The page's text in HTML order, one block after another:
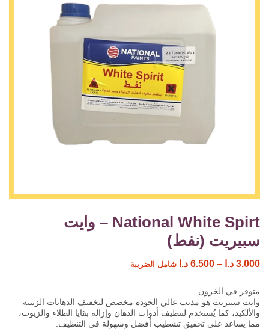
National White Spirt – وايت
سبيريت (نفط)
3.000 د.ا –
6.500 د.ا شامل الضريبة
متوفر في الخزون
وايت سبيريت هو مذيب عالي الجودة مخصص لتخفيف الدهانات الزيتية
والألكيد، كما يُستخدم لتنظيف أدوات الدهان وإزالة بقايا الطلاء والزيوت،
مما يساعد على تحقيق تشطيب أفضل وسهولة في التنظيف.